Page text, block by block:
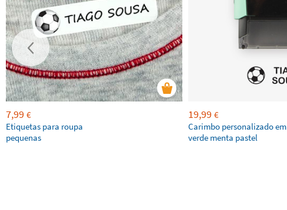
7,99 €
Etiquetas para roupa
pequenas
19,99 €
Carimbo personalizado em
verde menta pastel